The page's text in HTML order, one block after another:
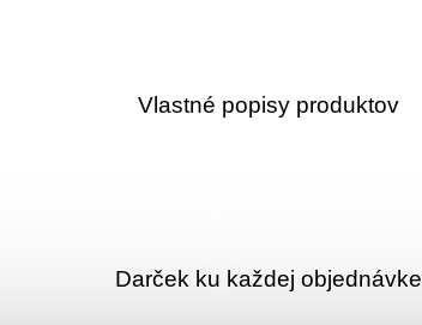
Vlastné popisy produktov
Darček ku každej objednávke